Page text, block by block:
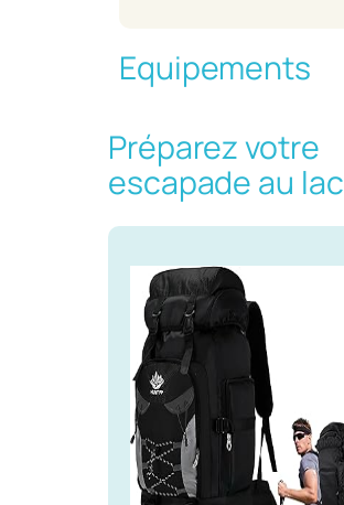
Equipements
Préparez votre
escapade au lac